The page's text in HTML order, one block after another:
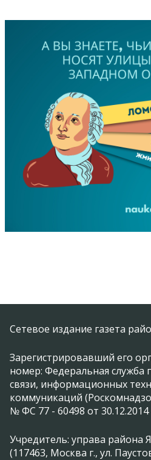
Сетевое издание газета
Зарегистрировавший его
номер: Федеральная служба
связи, информационных
коммуникаций
№ ФС 77 - 60498 от 30.12.2014
Учредитель: управа района
(117463, Москва г., ул.